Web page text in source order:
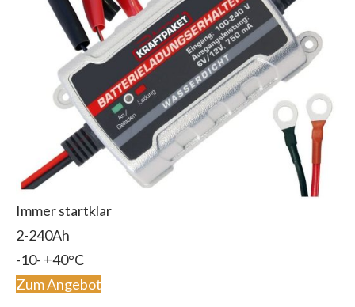
Immer startklar
2-240Ah
-10- +40°C
Zum Angebot